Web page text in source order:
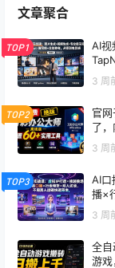
文章聚合
TOP1
AI视
3 周
TOP2
官
了
3 周
TOP3
AI口
播×
3 周
全自
游戏